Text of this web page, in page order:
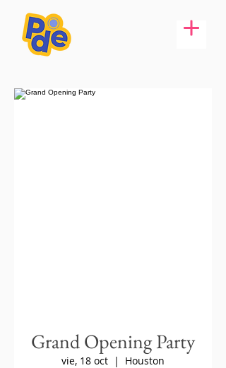
Grand Opening Party
vie, 18 oct
  |
Houston